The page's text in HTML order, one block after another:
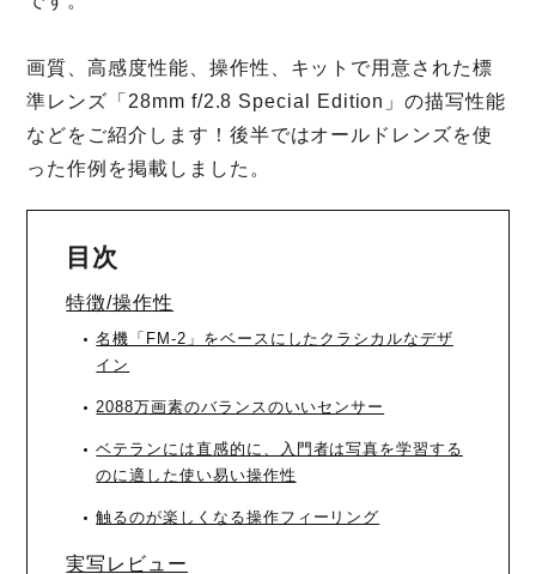
画質、高感度性能、操作性、キットで用意された標
準レンズ「28mm f/2.8 Special Edition」の描写性能
などをご紹介します！後半ではオールドレンズを使
った作例を掲載しました。
目次
特徴/操作性
名機「FM-2」をベースにしたクラシカルなデザ
イン
2088万画素のバランスのいいセンサー
ベテランには直感的に、入門者は写真を学習する
のに適した使い易い操作性
触るのが楽しくなる操作フィーリング
実写レビュー